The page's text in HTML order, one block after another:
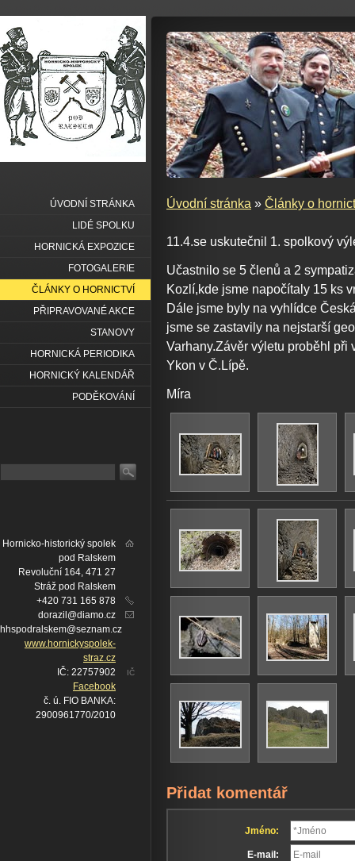
Úvodní stránka » Články o
11.4.se uskutečnil 1. spolkový
Učastnilo se 5 členů a 2
Kozlí,kde jsme napočítaly 15 ks
Dále jsme byly na vyhlídce
jsme se zastavily na nejstarší
Varhany.Závěr výletu proběhl při
Ykon v Č.Lípě.
Míra
Přidat komentář
Jméno:
E-mail:
ÚVODNÍ STRÁNKA
LIDÉ SPOLKU
HORNICKÁ EXPOZICE
FOTOGALERIE
ČLÁNKY O HORNICTVÍ
PŘIPRAVOVANÉ AKCE
STANOVY
HORNICKÁ PERIODIKA
HORNICKÝ KALENDÁŘ
PODĚKOVÁNÍ
Hornicko-historický spolek
pod Ralskem
Revoluční 164, 471 27
Stráž pod Ralskem
+420 731 165 878
dorazil@diamo.cz
hhspodralskem@seznam.cz
www.hornickyspolek-
straz.cz
IČ
IČ: 22757902
Facebook
č. ú. FIO BANKA:
2900961770/2010